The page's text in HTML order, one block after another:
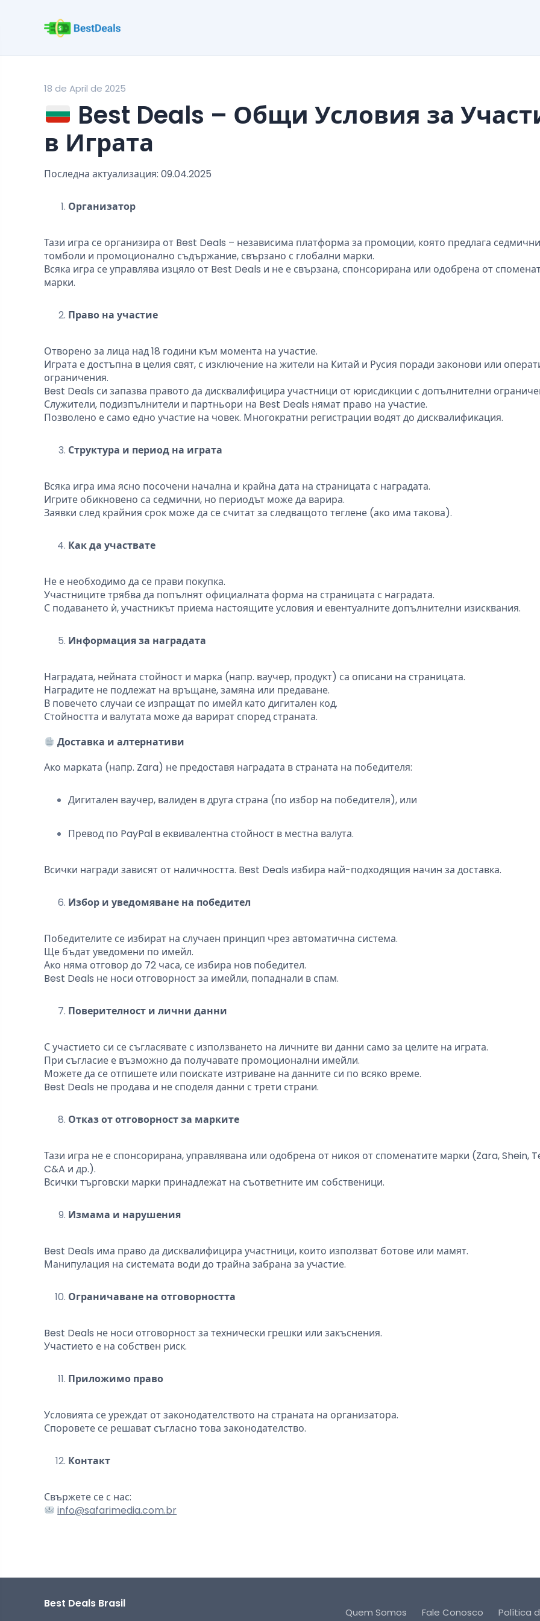
18 de April de 2025
Best Deals – Общи Условия за
в Играта
Последна актуализация: 09.04.2025
Организатор
Тази игра се организира от Best Deals – независима платформа за промоции, която предлага седмични
томболи и промоционално съдържание, свързано с глобални марки.
Всяка игра се управлява изцяло от Best Deals и не е свързана, спонсорирана или одобрена от
марки.
Право на участие
Отворено за лица над 18 години към момента на участие.
Играта е достъпна в целия свят, с изключение на жители на Китай и Русия поради законови или
ограничения.
Best Deals си запазва правото да дисквалифицира участници от юрисдикции с допълнителни
Служители, подизпълнители и партньори на Best Deals нямат право на участие.
Позволено е само едно участие на човек. Многократни регистрации водят до дисквалификация.
Структура и период на играта
Всяка игра има ясно посочени начална и крайна дата на страницата с наградата.
Игрите обикновено са седмични, но периодът може да варира.
Заявки след крайния срок може да се считат за следващото теглене (ако има такова).
Как да участвате
Не е необходимо да се прави покупка.
Участниците трябва да попълнят официалната форма на страницата с наградата.
С подаването ѝ, участникът приема настоящите условия и евентуалните допълнителни изисквания.
Информация за наградата
Наградата, нейната стойност и марка (напр. ваучер, продукт) са описани на страницата.
Наградите не подлежат на връщане, замяна или предаване.
В повечето случаи се изпращат по имейл като дигитален код.
Стойността и валутата може да варират според страната.
Доставка и алтернативи
Ако марката (напр. Zara) не предоставя наградата в страната на победителя:
Дигитален ваучер, валиден в друга страна (по избор на победителя), или
Превод по PayPal в еквивалентна стойност в местна валута.
Всички награди зависят от наличността. Best Deals избира най-подходящия начин за доставка.
Избор и уведомяване на победител
Победителите се избират на случаен принцип чрез автоматична система.
Ще бъдат уведомени по имейл.
Ако няма отговор до 72 часа, се избира нов победител.
Best Deals не носи отговорност за имейли, попаднали в спам.
Поверителност и лични данни
С участието си се съгласявате с използването на личните ви данни само за целите на играта.
При съгласие е възможно да получавате промоционални имейли.
Можете да се отпишете или поискате изтриване на данните си по всяко време.
Best Deals не продава и не споделя данни с трети страни.
Отказ от отговорност за марките
Тази игра не е спонсорирана, управлявана или одобрена от никоя от споменатите марки (Zara, Shein,
C&A и др.).
Всички търговски марки принадлежат на съответните им собственици.
Измама и нарушения
Best Deals има право да дисквалифицира участници, които използват ботове или мамят.
Манипулация на системата води до трайна забрана за участие.
Ограничаване на отговорността
Best Deals не носи отговорност за технически грешки или закъснения.
Участието е на собствен риск.
Приложимо право
Условията се уреждат от законодателството на страната на организатора.
Споровете се решават съгласно това законодателство.
Контакт
Свържете се с нас:
info@safarimedia.com.br
Best Deals Brasil
Quem Somos Fale Conosco Política